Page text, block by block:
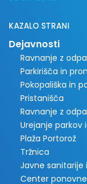
KAZALO STRANI
Dejavnosti
Ravnanje z
Parkirišča in
Pokopališka in
Pristanišča
Ravnanje z
Urejanje parkov
Plaža Portorož
Tržnica
Javne sanitarije
Center ponovne